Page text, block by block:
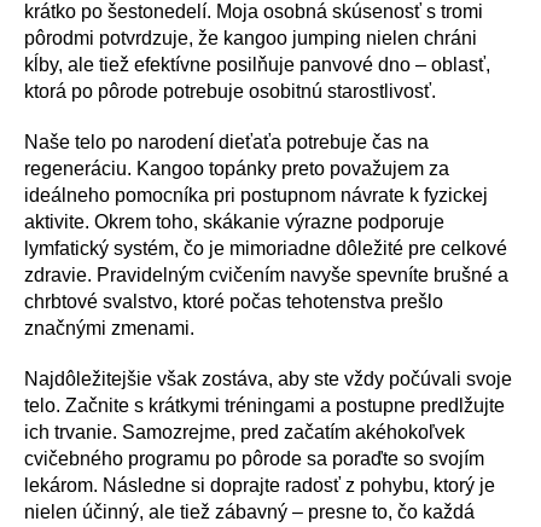
krátko po šestonedelí. Moja osobná skúsenosť s tromi
pôrodmi potvrdzuje, že kangoo jumping nielen chráni
kĺby, ale tiež efektívne posilňuje panvové dno – oblasť,
ktorá po pôrode potrebuje osobitnú starostlivosť.
Naše telo po narodení dieťaťa potrebuje čas na
regeneráciu. Kangoo topánky preto považujem za
ideálneho pomocníka pri postupnom návrate k fyzickej
aktivite. Okrem toho, skákanie výrazne podporuje
lymfatický systém, čo je mimoriadne dôležité pre celkové
zdravie. Pravidelným cvičením navyše spevníte brušné a
chrbtové svalstvo, ktoré počas tehotenstva prešlo
značnými zmenami.
Najdôležitejšie však zostáva, aby ste vždy počúvali svoje
telo. Začnite s krátkymi tréningami a postupne predlžujte
ich trvanie. Samozrejme, pred začatím akéhokoľvek
cvičebného programu po pôrode sa poraďte so svojím
lekárom. Následne si doprajte radosť z pohybu, ktorý je
nielen účinný, ale tiež zábavný – presne to, čo každá